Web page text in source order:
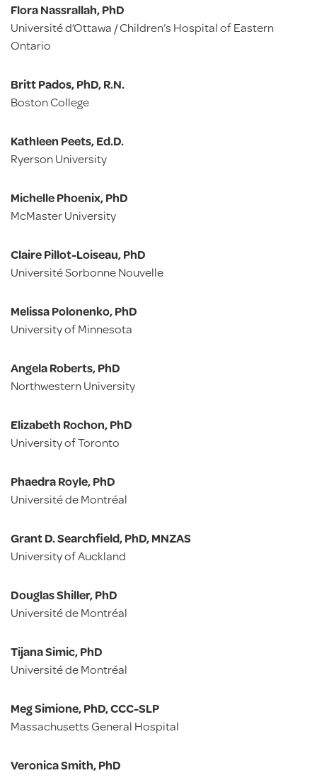
Flora Nassrallah, PhD
Université d’Ottawa / Children’s Hospital of Eastern
Ontario
Britt Pados, PhD, R.N.
Boston College
Kathleen Peets, Ed.D.
Ryerson University
Michelle Phoenix, PhD
McMaster University
Claire Pillot-Loiseau, PhD
Université Sorbonne Nouvelle
Melissa Polonenko, PhD
University of Minnesota
Angela Roberts, PhD
Northwestern University
Elizabeth Rochon, PhD
University of Toronto
Phaedra Royle, PhD
Université de Montréal
Grant D. Searchfield, PhD, MNZAS
University of Auckland
Douglas Shiller, PhD
Université de Montréal
Tijana Simic, PhD
Université de Montréal
Meg Simione, PhD, CCC-SLP
Massachusetts General Hospital
Veronica Smith, PhD